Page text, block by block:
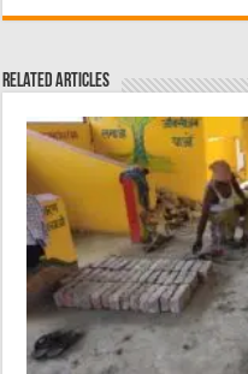
c
e
b
o
o
k
it
r
C
at
ai
Related Articles